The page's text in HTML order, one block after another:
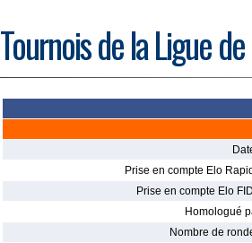
Tournois de la Ligue
Prise en compte Elo
Prise en compte Elo
Homologué
Nombre de